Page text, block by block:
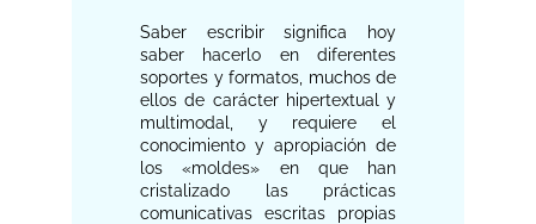
Saber escribir significa hoy
saber hacerlo en diferentes
soportes y formatos, muchos de
ellos de carácter hipertextual y
multimodal, y requiere el
conocimiento y apropiación de
los «moldes» en que han
cristalizado las prácticas
comunicativas escritas propias